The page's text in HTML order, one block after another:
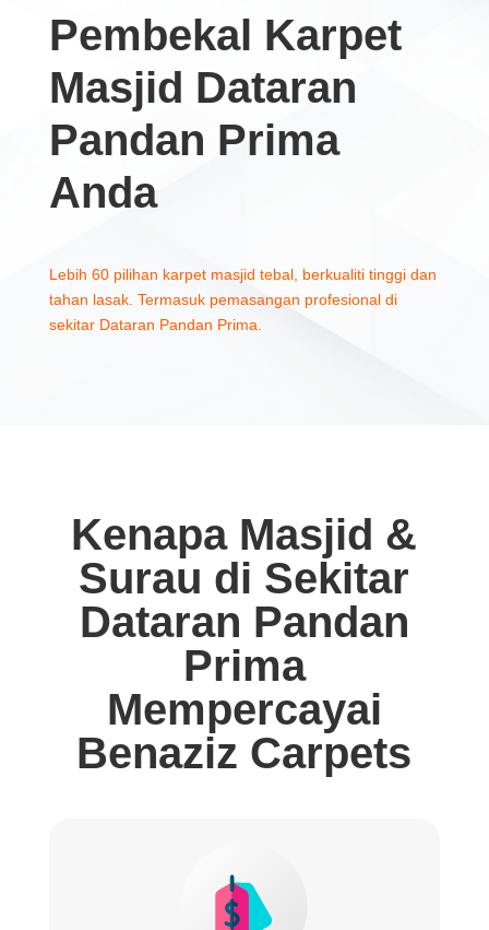
Pembekal Karpet
Masjid Dataran
Pandan Prima
Anda
Lebih 60 pilihan karpet masjid tebal, berkualiti tinggi dan
tahan lasak. Termasuk pemasangan profesional di
sekitar Dataran Pandan Prima.
Kenapa Masjid &
Surau di Sekitar
Dataran Pandan
Prima
Mempercayai
Benaziz Carpets